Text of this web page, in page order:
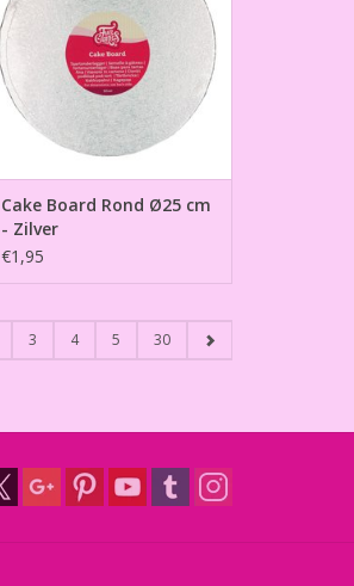
Cake Board Rond Ø25 cm
- Zilver
€1,95
3 4 5 30